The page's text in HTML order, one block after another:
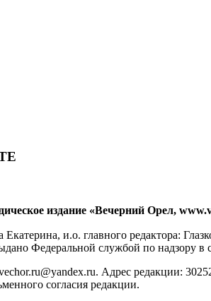
издание «Вечерний Орел,
Екатерина, и.о. главного редактора:
Федеральной службой по надзору
Адрес редакции:
согласия редакции.